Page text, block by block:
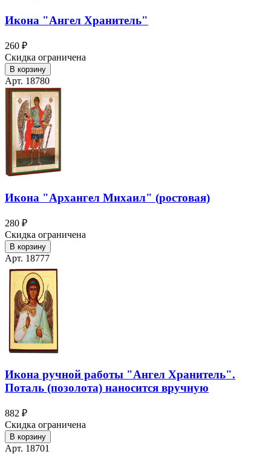
Икона "Ангел Хранитель"
260 ₽
Скидка ограничена
В корзину
Арт. 18780
Икона "Архангел Михаил" (ростовая)
280 ₽
Скидка ограничена
В корзину
Арт. 18777
Икона ручной работы "Ангел Хранитель".
Поталь (позолота) наносится вручную
882 ₽
Скидка ограничена
В корзину
Арт. 18701